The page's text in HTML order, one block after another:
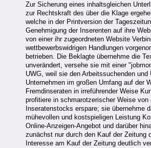
Zur Sicherung eines inhaltsgleichen
zur Rechtskraft des über die Klage
welche in der Printversion der
Genehmigung der Inserenten auf ihre
von einer ihr zugeordneten Website
wettbewerbswidrigen Handlungen
betrieben. Die Beklagte übernehme die
unverändert, versehe sie mit einer
UWG, weil sie den Arbeitssuchenden
Unternehmen im großen Umfang auf der
Fremdinseraten in irreführender Weise
profitiere in schmarotzerischer Weise
Inseratenstocks erspare; sie übernehme
mühevollen und kostspieligen Leistung
Online-Anzeigen-Angebot und darüber
zunächst nur durch den Kauf der Zeitung
Interesse am Kauf der Zeitung deutlich